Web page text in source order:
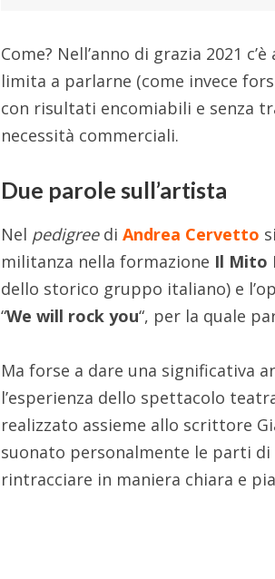
Come? Nell’anno di grazia 2021
limita a parlarne (come invece
con risultati encomiabili e senza
necessità commerciali.
Due parole sull’artista
Nel pedigreediAndrea Cervetto
militanza nella formazione Il Mito
dello storico gruppo italiano) e
“We will rock you“, per la quale
Ma forse a dare una significativa
l’esperienza dello spettacolo
realizzato assieme allo scrittore
suonato personalmente le parti di
rintracciare in maniera chiara e